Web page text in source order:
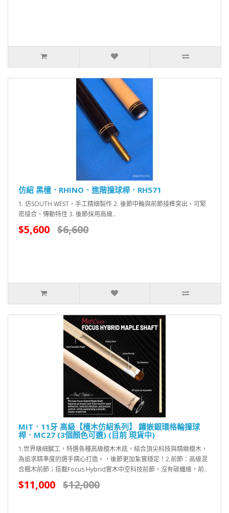
仿紹 黑檀．RHINO．進階撞球桿．RH571
1. 仿SOUTH WEST，手工精細製作 2. 後節中輪與前節接榫突出、可緊
密接合、傳動特佳 3. 後節採用高級..
$5,600 $6,600
MIT．11牙 高級【檀木仿紹系列】 鑲嵌銀環格輪撞球
桿．MC27 (3個顏色可選) (目前 現貨中)
1.世界級細膩工，特選各種高級檀木木底，結合頂尖科技與精緻檀木，
為追求精準度的選手精心打造。，後節更加紮實穩定！2.前節：高級混
合楓木前節；搭載Focus Hybrid實木中空科技前節，沒有碳纖維，前..
$11,000 $12,000